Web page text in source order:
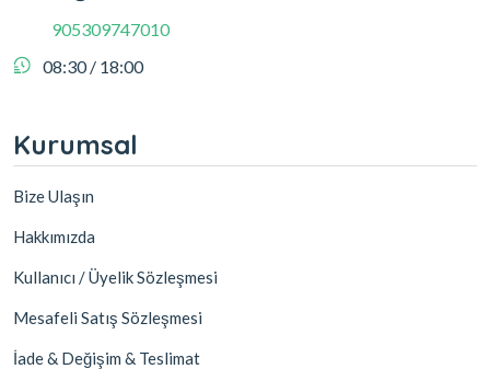
905309747010
08:30 / 18:00
Kurumsal
Bize Ulaşın
Hakkımızda
Kullanıcı / Üyelik Sözleşmesi
Mesafeli Satış Sözleşmesi
İade & Değişim & Teslimat